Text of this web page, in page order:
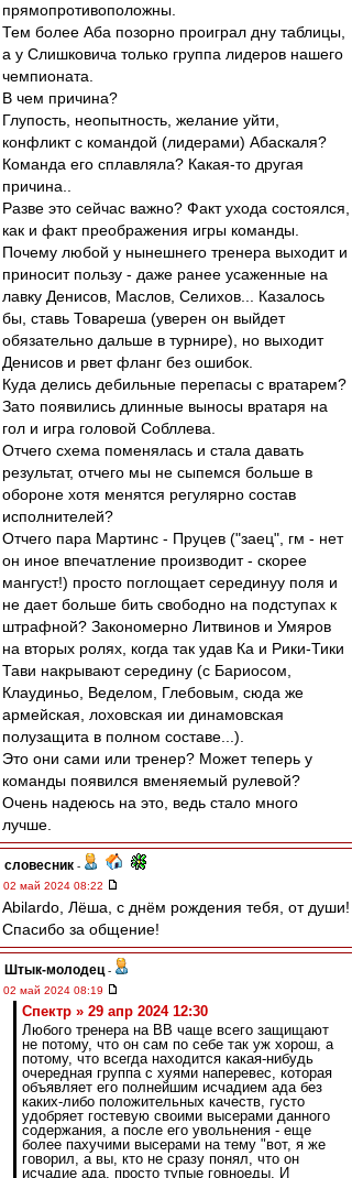
прямопротивоположны.
Тем более Аба позорно проиграл дну таблицы,
а у Слишковича только группа лидеров нашего
чемпионата.
В чем причина?
Глупость, неопытность, желание уйти,
конфликт с командой (лидерами) Абаскаля?
Команда его сплавляла? Какая-то другая
причина..
Разве это сейчас важно? Факт ухода состоялся,
как и факт преображения игры команды.
Почему любой у нынешнего тренера выходит и
приносит пользу - даже ранее усаженные на
лавку Денисов, Маслов, Селихов... Казалось
бы, ставь Товареша (уверен он выйдет
обязательно дальше в турнире), но выходит
Денисов и рвет фланг без ошибок.
Куда делись дебильные перепасы с вратарем?
Зато появились длинные выносы вратаря на
гол и игра головой Собллева.
Отчего схема поменялась и стала давать
результат, отчего мы не сыпемся больше в
обороне хотя менятся регулярно состав
исполнителей?
Отчего пара Мартинс - Пруцев ("заец", гм - нет
он иное впечатление производит - скорее
мангуст!) просто поглощает серединуу поля и
не дает больше бить свободно на подступах к
штрафной? Закономерно Литвинов и Умяров
на вторых ролях, когда так удав Ка и Рики-Тики
Тави накрывают середину (с Бариосом,
Клаудиньо, Веделом, Глебовым, сюда же
армейская, лоховская ии динамовская
полузащита в полном составе...).
Это они сами или тренер? Может теперь у
команды появился вменяемый рулевой?
Очень надеюсь на это, ведь стало много
лучше.
словесник -
02 май 2024 08:22
Abilardo, Лёша, с днём рождения тебя, от души!
Спасибо за общение!
Штык-молодец -
02 май 2024 08:19
Спектр » 29 апр 2024 12:30
Любого тренера на ВВ чаще всего защищают
не потому, что он сам по себе так уж хорош, а
потому, что всегда находится какая-нибудь
очередная группа с хуями наперевес, которая
объявляет его полнейшим исчадием ада без
каких-либо положительных качеств, густо
удобряет гостевую своими высерами данного
содержания, а после его увольнения - еще
более пахучими высерами на тему "вот, я же
говорил, а вы, кто не сразу понял, что он
исчадие ада, просто тупые говноеды. И